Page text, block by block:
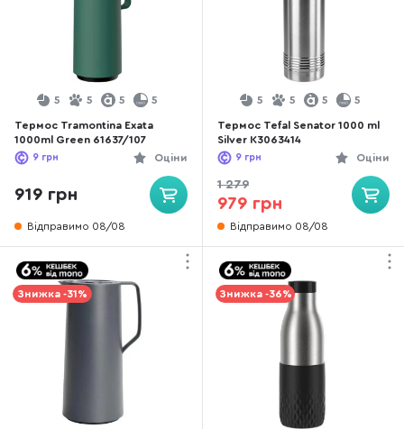
5 5 5 5
Термос Tramontina Exata
1000ml Green 61637/107
Оціни
9 грн
919 грн
Відправимо 08/08
5 5 5 5
Термос Tefal Senator 1000 ml
Silver K3063414
Оціни
9 грн
1 279
979 грн
Відправимо 08/08
Знижка -31% Знижка -36%